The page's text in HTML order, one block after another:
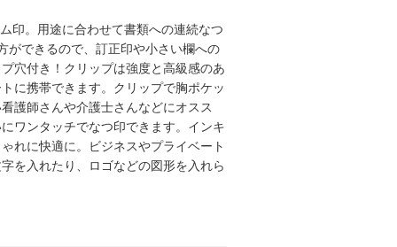
印。用途に合わせて書類への連続なつ
ができるので、訂正印や小さい欄への
穴付き！クリップは強度と高級感のあ
に携帯できます。クリップで胸ポケッ
護師さんや介護士さんなどにオスス
ワンタッチでなつ印できます。インキ
れに快適に。ビジネスやプライベート
を入れたり、ロゴなどの図形を入れら